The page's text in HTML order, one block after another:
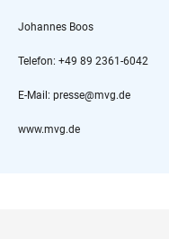
Johannes Boos
Telefon: +49 89 2361-6042
E-Mail: presse@mvg.de
www.mvg.de